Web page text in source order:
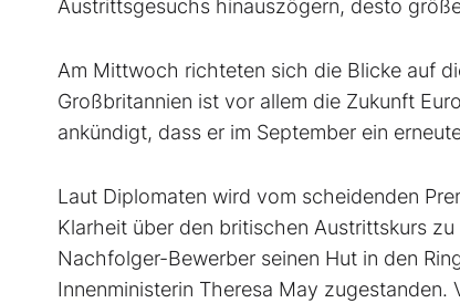
Austrittsgesuchs hinauszögern, desto
Am Mittwoch richteten sich die Blicke auf
Großbritannien ist vor allem die Zukunft
ankündigt, dass er im September ein
Laut Diplomaten wird vom scheidenden
Klarheit über den britischen Austrittskurs
Nachfolger-Bewerber seinen Hut in den
Innenministerin Theresa May